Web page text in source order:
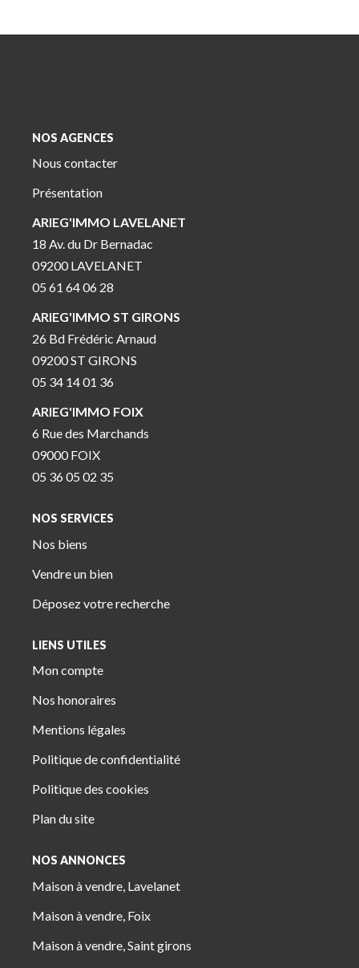
NOS AGENCES
Nous contacter
Présentation
ARIEG'IMMO LAVELANET
18 Av. du Dr Bernadac
09200 LAVELANET
05 61 64 06 28
ARIEG'IMMO ST GIRONS
26 Bd Frédéric Arnaud
09200 ST GIRONS
05 34 14 01 36
ARIEG'IMMO FOIX
6 Rue des Marchands
09000 FOIX
05 36 05 02 35
NOS SERVICES
Nos biens
Vendre un bien
Déposez votre recherche
LIENS UTILES
Mon compte
Nos honoraires
Mentions légales
Politique de confidentialité
Politique des cookies
Plan du site
NOS ANNONCES
Maison à vendre, Lavelanet
Maison à vendre, Foix
Maison à vendre, Saint girons